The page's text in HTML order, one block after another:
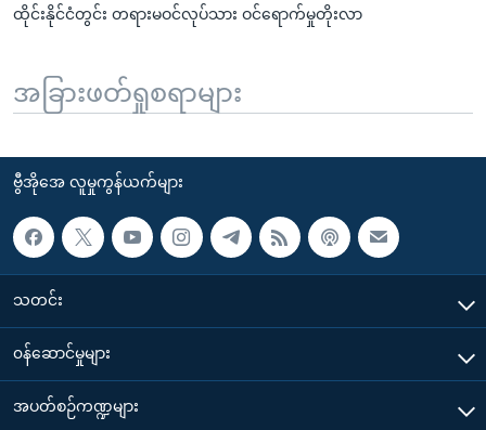
ထိုင်းနိုင်ငံတွင်း တရားမဝင်လုပ်သား ဝင်ရောက်မှုတိုးလာ
အခြားဖတ်ရှုစရာများ
ဗွီအိုအေ လူမှုကွန်ယက်များ
သတင်း
၀န်ဆောင်မှုများ
အပတ်စဉ်ကဏ္ဍများ